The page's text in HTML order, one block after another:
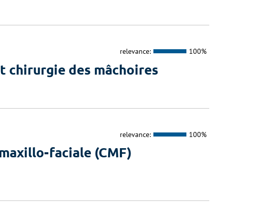
relevance: 100%
chirurgie des mâchoires
relevance: 100%
faciale (CMF)